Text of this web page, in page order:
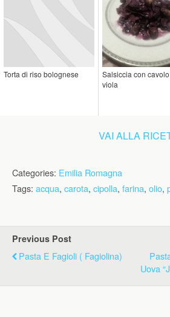
Torta di riso bolognese
Salsiccia con
viola
VAI ALLA
Categories: Emilia Romagna
Tags: acqua, carota, cipolla, farina, olio,
Previous Post
Pasta E Fagioli ( Fagiolina)
Uova